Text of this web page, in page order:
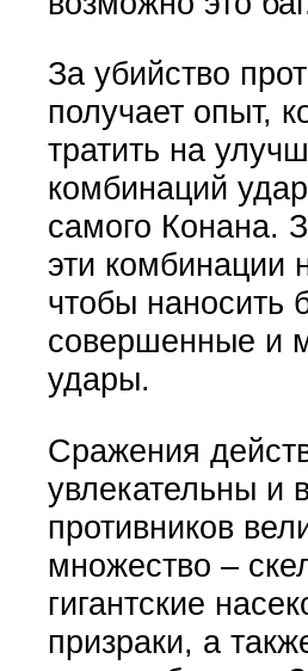
За убийство
получает опыт,
тратить на
комбинаций
самого Конана.
эти комбинации
чтобы наносить
совершенные и
удары.
Сражения
увлекательны и
противников
множество –
гигантские
призраки, а